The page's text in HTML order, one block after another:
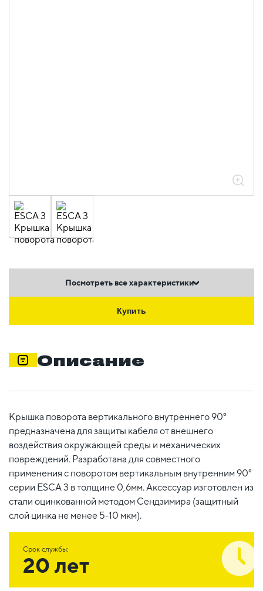
Посмотреть все характеристики
Купить
Описание
Крышка поворота вертикального внутреннего 90°
предназначена для защиты кабеля от внешнего
воздействия окружающей среды и механических
повреждений. Разработана для совместного
применения с поворотом вертикальным внутренним 90°
серии ESCA 3 в толщине 0,6мм. Аксессуар изготовлен из
стали оцинкованной методом Сендзимира (защитный
слой цинка не менее 5-10 мкм).
Срок службы:
20 лет